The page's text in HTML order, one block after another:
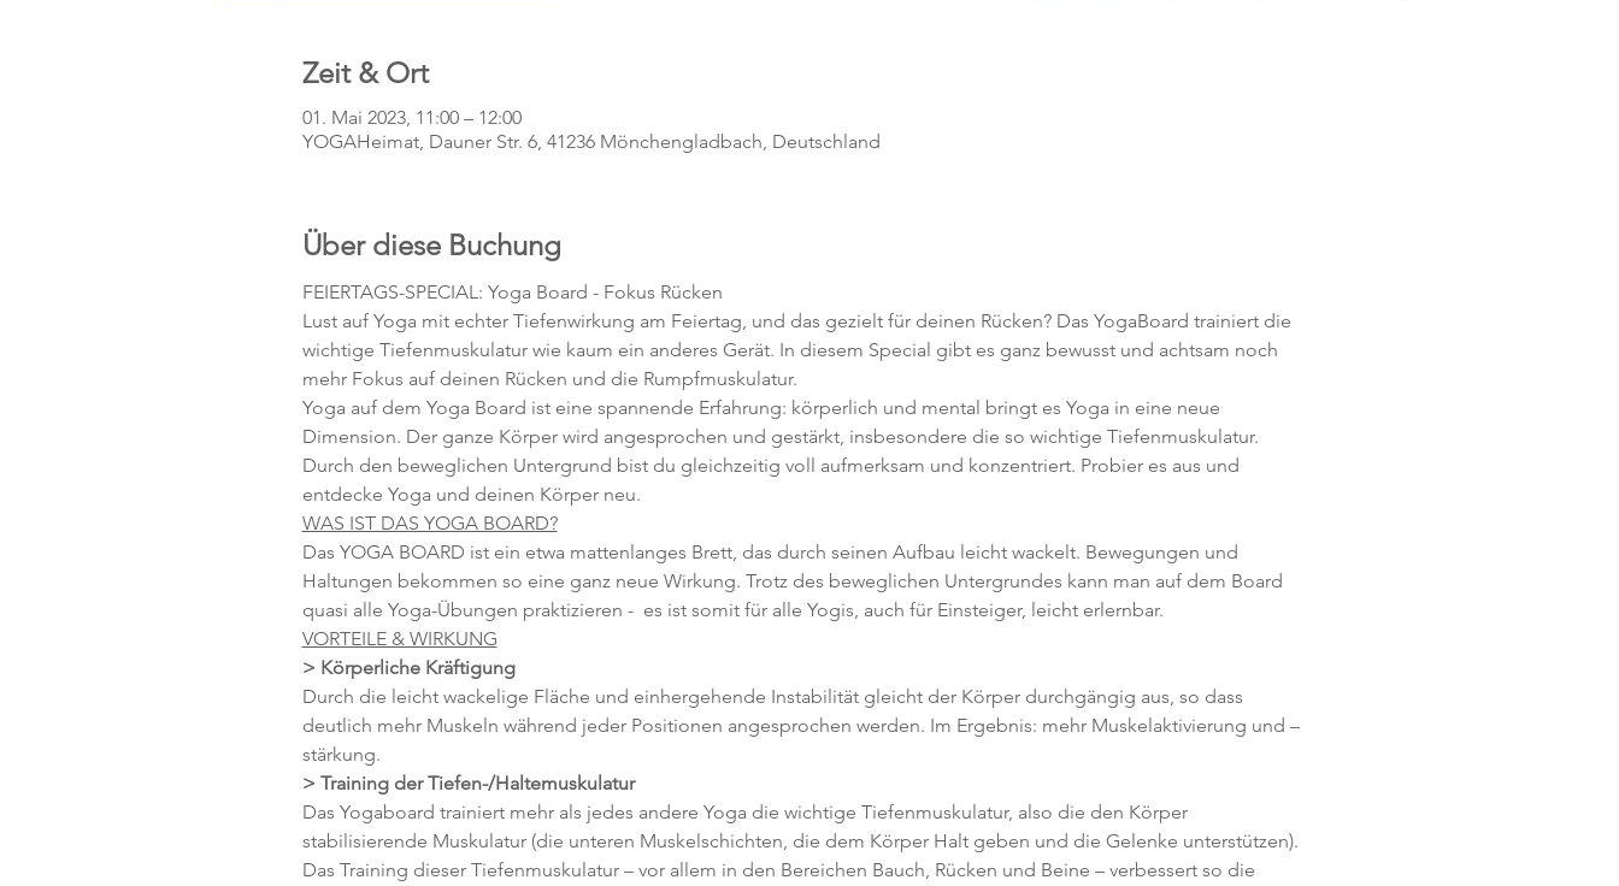
Zeit & Ort
01. Mai 2023, 11:00 – 12:00
YOGAHeimat, Dauner Str. 6, 41236 Mönchengladbach, Deutschland
Über diese Buchung
FEIERTAGS-SPECIAL: Yoga Board - Fokus Rücken
Lust auf Yoga mit echter Tiefenwirkung am Feiertag, und das gezielt für deinen Rücken? Das YogaBoard trainiert die
wichtige Tiefenmuskulatur wie kaum ein anderes Gerät. In diesem Special gibt es ganz bewusst und achtsam noch
mehr Fokus auf deinen Rücken und die Rumpfmuskulatur.
Yoga auf dem Yoga Board ist eine spannende Erfahrung: körperlich und mental bringt es Yoga in eine neue
Dimension. Der ganze Körper wird angesprochen und gestärkt, insbesondere die so wichtige Tiefenmuskulatur.
Durch den beweglichen Untergrund bist du gleichzeitig voll aufmerksam und konzentriert. Probier es aus und
entdecke Yoga und deinen Körper neu.
WAS IST DAS YOGA BOARD?
Das YOGA BOARD ist ein etwa mattenlanges Brett, das durch seinen Aufbau leicht wackelt. Bewegungen und
Haltungen bekommen so eine ganz neue Wirkung. Trotz des beweglichen Untergrundes kann man auf dem Board
quasi alle Yoga-Übungen praktizieren -  es ist somit für alle Yogis, auch für Einsteiger, leicht erlernbar.
VORTEILE & WIRKUNG
> Körperliche Kräftigung
Durch die leicht wackelige Fläche und einhergehende Instabilität gleicht der Körper durchgängig aus, so dass
deutlich mehr Muskeln während jeder Positionen angesprochen werden. Im Ergebnis: mehr Muskelaktivierung und –
stärkung.
> Training der Tiefen-/Haltemuskulatur
Das Yogaboard trainiert mehr als jedes andere Yoga die wichtige Tiefenmuskulatur, also die den Körper
stabilisierende Muskulatur (die unteren Muskelschichten, die dem Körper Halt geben und die Gelenke unterstützen).
Das Training dieser Tiefenmuskulatur – vor allem in den Bereichen Bauch, Rücken und Beine – verbessert so die